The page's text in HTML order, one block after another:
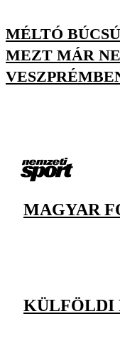
MÉLTÓ
MEZT MÁR
MAGYAR
KÜLFÖLDI